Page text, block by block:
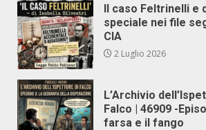
Il caso Feltrinelli e
speciale nei file
CIA
2 Luglio 2026
L’Archivio
Falco | 46909 -
farsa e il fango